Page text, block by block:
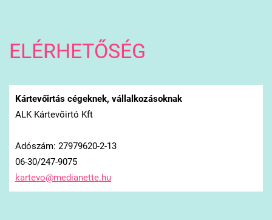
ELÉRHETŐSÉG
Kártevőirtás cégeknek, vállalkozásoknak
ALK Kártevőirtó Kft
Adószám: 27979620-2-13
06-30/247-9075
kartevo@medianette.hu